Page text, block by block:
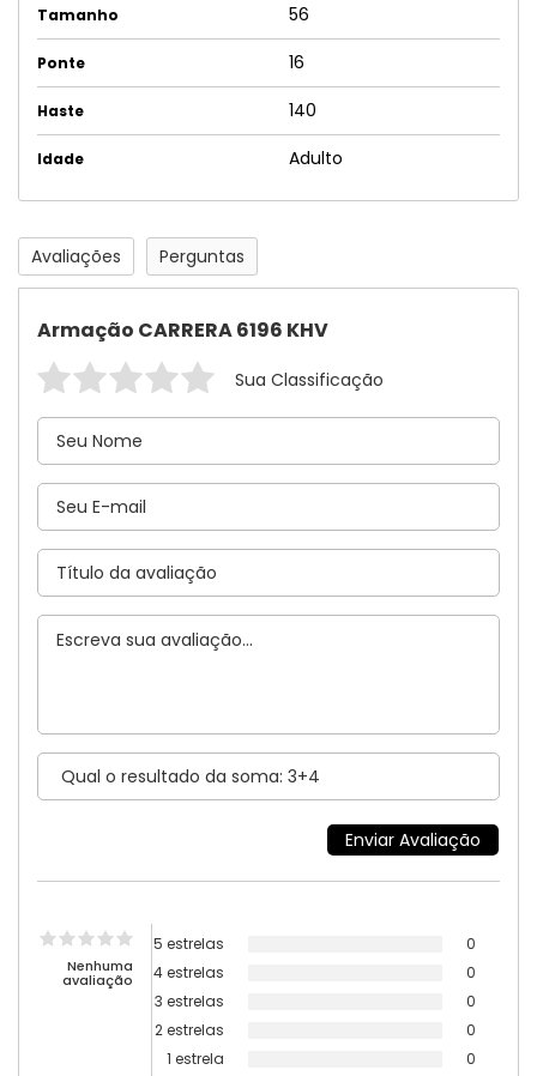
Tamanho 56
Ponte 16
Haste 140
Idade Adulto
Avaliações Perguntas
Armação CARRERA 6196 KHV
Sua Classificação
Nenhuma
avaliação
5 estrelas
0
4 estrelas
0
3 estrelas
0
2 estrelas
0
1 estrela
0